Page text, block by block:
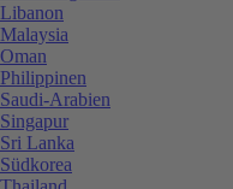
Libanon
Malaysia
Oman
Philippinen
Saudi-Arabien
Singapur
Sri Lanka
Südkorea